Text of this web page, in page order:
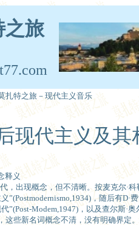
之旅
扎特之旅－现代主义音乐
现代主义及其
释义
，出现概念，但不清晰。按麦克尔·
”(Postmodernismo,1934)，随后有D·
”(Post-Modem,1947)，以及查尔斯·
这些新名词概念不清，没有明确界定